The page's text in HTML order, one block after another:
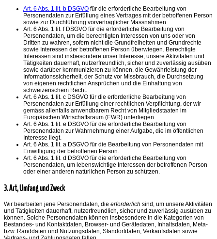
Art. 6 Abs. 1 lit. b DSGVO für die erforderliche Bearbeitung von
Personendaten zur Erfüllung eines Vertrages mit der betroffenen Person
sowie zur Durchführung vorvertraglicher Massnahmen.
Art. 6 Abs. 1 lit. f DSGVO für die erforderliche Bearbeitung von
Personendaten, um die berechtigten Interessen von uns oder von
Dritten zu wahren, sofern nicht die Grundfreiheiten und Grundrechte
sowie Interessen der betroffenen Person überwiegen. Berechtigte
Interessen sind insbesondere unser Interesse, unsere Aktivitäten und
Tätigkeiten dauerhaft, nutzerfreundlich, sicher und zuverlässig ausüben
sowie darüber kommunizieren zu können, die Gewährleistung der
Informationssicherheit, der Schutz vor Missbrauch, die Durchsetzung
von eigenen rechtlichen Ansprüchen und die Einhaltung von
schweizerischem Recht.
Art. 6 Abs. 1 lit. c DSGVO für die erforderliche Bearbeitung von
Personendaten zur Erfüllung einer rechtlichen Verpflichtung, der wir
gemäss allenfalls anwendbarem Recht von Mitgliedstaaten im
Europäischen Wirtschaftsraum (EWR) unterliegen.
Art. 6 Abs. 1 lit. e DSGVO für die erforderliche Bearbeitung von
Personendaten zur Wahrnehmung einer Aufgabe, die im öffentlichen
Interesse liegt.
Art. 6 Abs. 1 lit. a DSGVO für die Bearbeitung von Personendaten mit
Einwilligung der betroffenen Person.
Art. 6 Abs. 1 lit. d DSGVO für die erforderliche Bearbeitung von
Personendaten, um lebenswichtige Interessen der betroffenen Person
oder einer anderen natürlichen Person zu schützen.
3. Art, Umfang und Zweck
Wir bearbeiten jene Personendaten, die erforderlich sind, um unsere Aktivitäten
und Tätigkeiten dauerhaft, nutzerfreundlich, sicher und zuverlässig ausüben zu
können. Solche Personendaten können insbesondere in die Kategorien von
Bestandes- und Kontaktdaten, Browser- und Gerätedaten, Inhaltsdaten, Meta-
bzw. Randdaten und Nutzungsdaten, Standortdaten, Verkaufsdaten sowie